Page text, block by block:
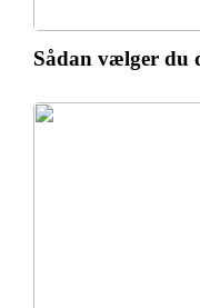
Sådan vælger du